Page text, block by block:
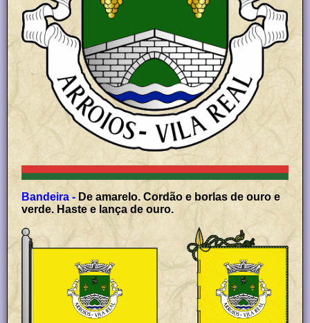
Bandeira - De amarelo. Cordão e borlas de ouro e
verde. Haste e lança de ouro.